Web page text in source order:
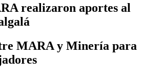
realizaron aportes al
MARA y Minería para